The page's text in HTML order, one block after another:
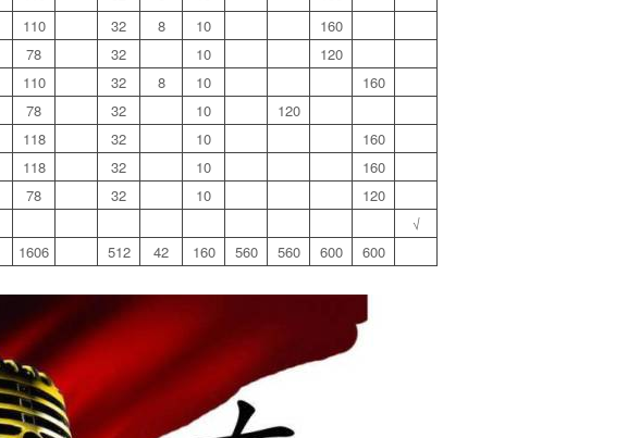
110 32 8 10
160
78 32 10
120
110 32 8 10
160
78 32 10
120
118 32 10
160
118 32 10
160
78 32 10
120
√
1606 512 42 160 560 560 600 600